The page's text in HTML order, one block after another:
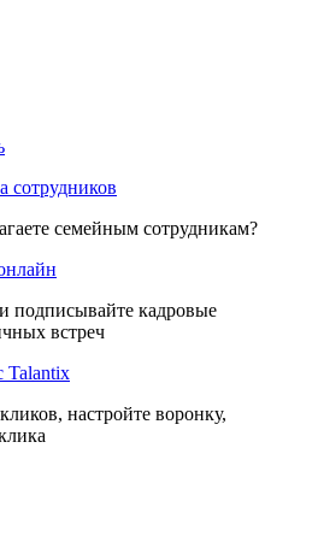
сотрудников
семейным сотрудникам?
подписывайте кадровые
встреч
Talantix
настройте воронку,